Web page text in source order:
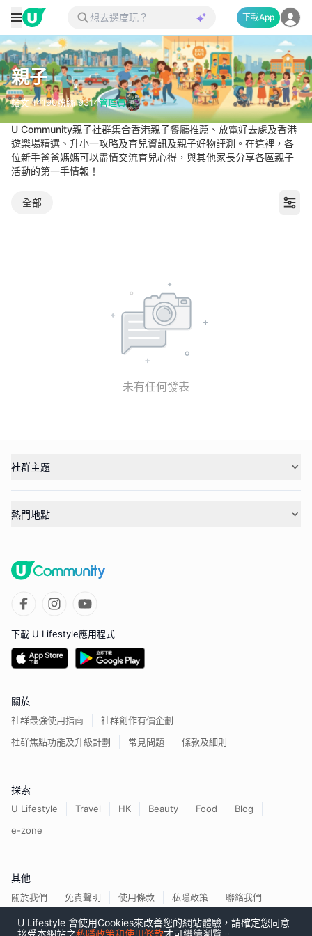
下載App
親子
帖文14190粉絲9314管理員
U Community親子社群集合香港親子餐廳推薦、放電好去處及香港
遊樂場精選、升小一攻略及育兒資訊及親子好物評測。在這裡，各
位新手爸爸媽媽可以盡情交流育兒心得，與其他家長分享各區親子
活動的第一手情報！
全部 親
未有任何發表
社群主題
熱門地點
下載 U Lifestyle應用程式
關於
社群最強使用指南
社群創作有價企劃
社群焦點功能及升級計劃
常見問題 條款及細則
探索
U Lifestyle Travel HK Beauty Food
Blog
e-zone
其他
關於我們 免責聲明 使用條款 私隱政策 聯絡我們
U Lifestyle 會使用Cookies來改善您的網站體驗，請確定您同意
接受本網站之私隱政策和使用條款才可繼續瀏覽。